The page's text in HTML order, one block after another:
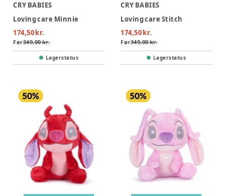
CRY BABIES
Loving care Minnie
174,50 kr.
Før349,00 kr.
Lagerstatus
CRY BABIES
Loving care Stitch
174,50 kr.
Før349,00 kr.
Lagerstatus